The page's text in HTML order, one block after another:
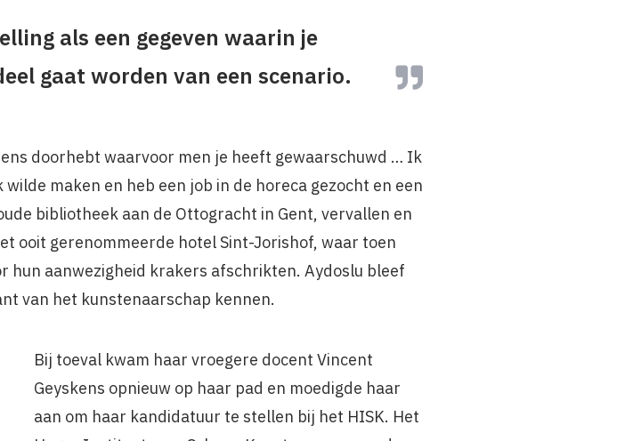
als een gegeven waarin je
gaat worden van een scenario.
doorhebt waarvoor men je heeft gewaarschuwd … Ik
maken en heb een job in de horeca gezocht en een
bibliotheek aan de Ottogracht in Gent, vervallen en
ooit gerenommeerde hotel Sint-Jorishof, waar toen
aanwezigheid krakers afschrikten. Aydoslu bleef
van het kunstenaarschap kennen.
Bij toeval kwam haar vroegere docent Vincent
Geyskens opnieuw op haar pad en moedigde haar
aan om haar kandidatuur te stellen bij het HISK. Het